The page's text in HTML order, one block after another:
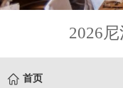
2026
首页